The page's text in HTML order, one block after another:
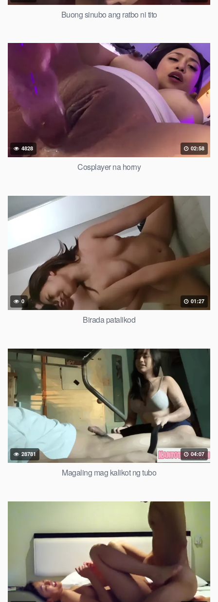
Buong sinubo ang ratbo ni tito
4828 02:58
Cosplayer na horny
0 01:27
Birada patalikod
28781 04:07
Magaling mag kalikot ng tubo